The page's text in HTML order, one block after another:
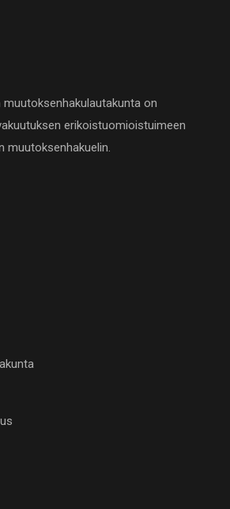
on
erikoistuomioistuimeen
muutoksenhakuelin.